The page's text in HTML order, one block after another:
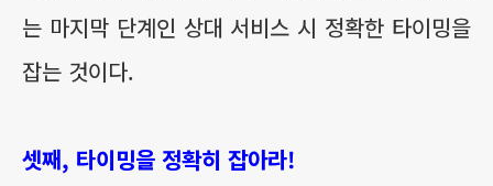
는 마지막 단계인 상대 서비스 시 정확한 타이밍을
잡는 것이다.
셋째, 타이밍을 정확히 잡아라!